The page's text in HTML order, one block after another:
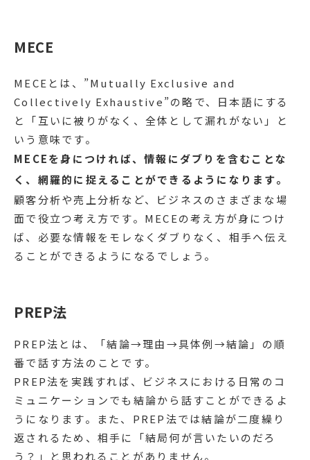
MECE
MECEとは、”Mutually Exclusive and
Collectively Exhaustive”の略で、日本語にする
と「互いに被りがなく、全体として漏れがない」と
いう意味です。
MECEを身につければ、情報にダブりを含むことな
く、網羅的に捉えることができるようになります。
顧客分析や売上分析など、ビジネスのさまざまな場
面で役立つ考え方です。MECEの考え方が身につけ
ば、必要な情報をモレなくダブりなく、相手へ伝え
ることができるようになるでしょう。
PREP法
PREP法とは、「結論→理由→具体例→結論」の順
番で話す方法のことです。
PREP法を実践すれば、ビジネスにおける日常のコ
ミュニケーションでも結論から話すことができるよ
うになります。また、PREP法では結論が二度繰り
返されるため、相手に「結局何が言いたいのだろ
う？」と思われることがありません。